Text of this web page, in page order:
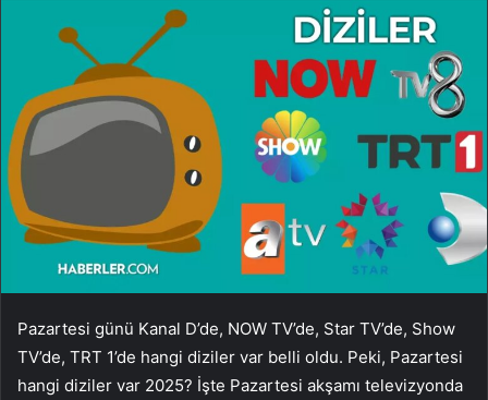
Pazartesi günü Kanal D’de, NOW TV’de, Star TV’de, Show
TV’de, TRT 1’de hangi diziler var belli oldu. Peki, Pazartesi
hangi diziler var 2025? İşte Pazartesi akşamı televizyonda